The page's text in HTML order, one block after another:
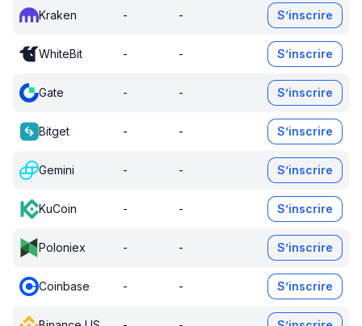
Kraken - - S’inscrire
WhiteBit - - S’inscrire
Gate - - S’inscrire
Bitget - - S’inscrire
Gemini - - S’inscrire
KuCoin - - S’inscrire
Poloniex - - S’inscrire
Coinbase - - S’inscrire